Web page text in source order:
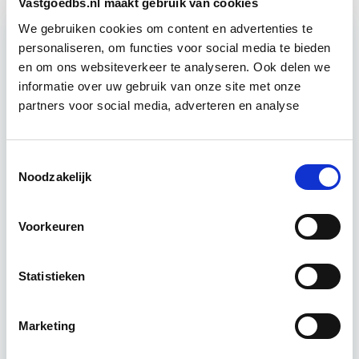
Vastgoedbs.nl maakt gebruik van cookies
We gebruiken cookies om content en advertenties te
personaliseren, om functies voor social media te bieden
en om ons websiteverkeer te analyseren. Ook delen we
informatie over uw gebruik van onze site met onze
partners voor social media, adverteren en analyse
Noodzakelijk
Voorkeuren
Statistieken
Marketing
Klanttevredenheid &
Huisvestingskwaliteit
Verhoogde klanttevredenheid en
Lees verder
Utrecht
1 lesdag lesdag(en)